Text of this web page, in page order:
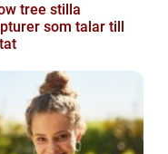
tree stilla
som talar till